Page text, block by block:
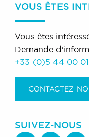
VOUS ÊTES
Vous êtes
Demande
+33 (0)5 44 00
CONTACTEZ-
SUIVEZ-NOUS